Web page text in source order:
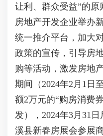
让利、群众受益”的
房地产开发企业举办
统一推介平台，加大
政策的宣传，引导房
购等活动，激发房地
期间（2024年2月1日
额2万元的“购房消费
发），2024年3月31
溪县新春房展会参展